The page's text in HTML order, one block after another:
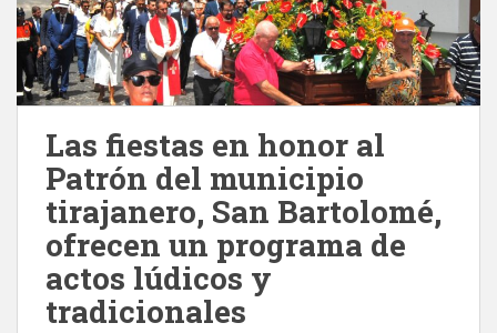
Las fiestas en honor al
Patrón del municipio
tirajanero, San Bartolomé,
ofrecen un programa de
actos lúdicos y
tradicionales